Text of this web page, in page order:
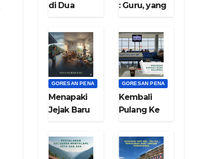
di Dua
Sulawesi
dan Nafas Di
Bumi Jawa”
: Guru, yang
ditiRU
GORESAN PENA
Menapaki
Jejak Baru
GORESAN PENA
Kembali
Pulang Ke
(bag.9)